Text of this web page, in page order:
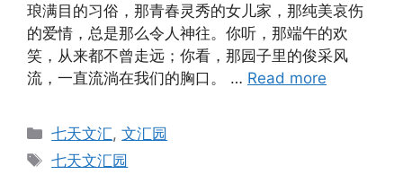
琅满目的习俗，那青春灵秀的女儿家，那纯美哀伤
的爱情，总是那么令人神往。你听，那端午的欢
笑，从来都不曾走远；你看，那园子里的俊采风
流，一直流淌在我们的胸口。 … Read more
Categories
七天文汇,文汇园
Tags
七天文汇园